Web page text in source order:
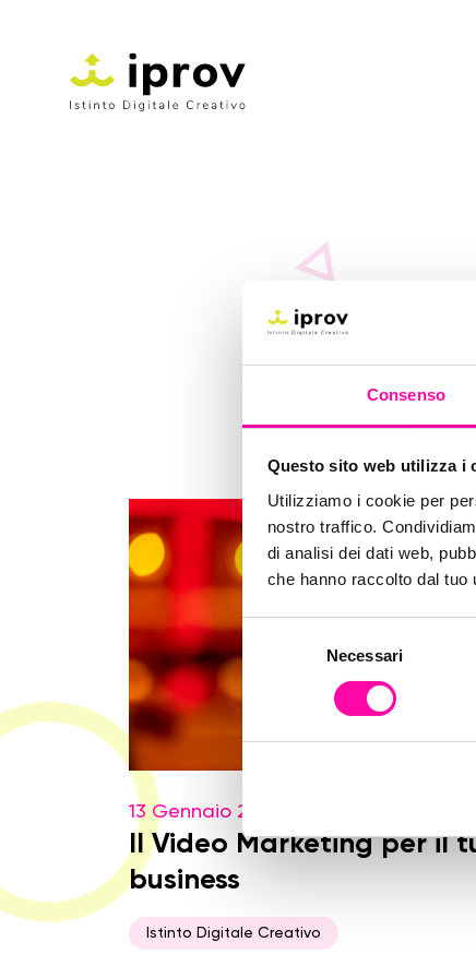
Consenso
Questo sito web utilizza i
Utilizziamo i cookie per
nostro traffico.
di analisi dei dati web,
che hanno raccolto dal
S
e
n
e
l
c
Necessari
13 Gennaio 2020
Il Video Marketing per il
business
Istinto Digitale Creativo